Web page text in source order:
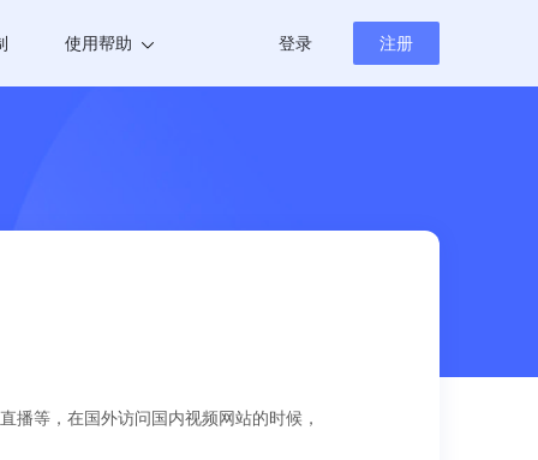
使用帮助 登录 注册
播等，在国外访问国内视频网站的时候，